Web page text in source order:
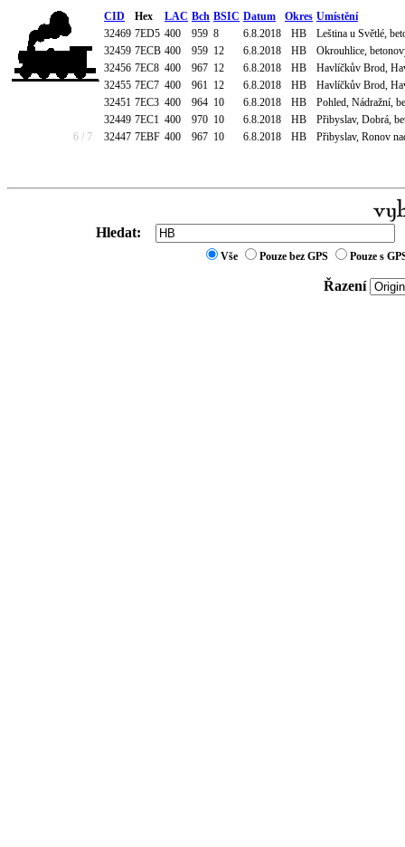
CID Hex LAC Bch BSIC Datum Okres Umístění
32469 7ED5 400 959 8 6.8.2018 HB
Leština u Světlé,
32459 7ECB 400 959 12 6.8.2018 HB
Okrouhlice,
32456 7EC8 400 967 12 6.8.2018 HB
Havlíčkův Brod,
32455 7EC7 400 961 12 6.8.2018 HB
Havlíčkův Brod,
32451 7EC3 400 964 10 6.8.2018 HB
Pohled, Nádražní,
32449 7EC1 400 970 10 6.8.2018 HB
Přibyslav, Dobrá,
6 / 7
32447 7EBF 400 967 10 6.8.2018 HB Přibyslav, Ronov
Hledat:
Vše Pouze bez GPS Pouze s
Řazení